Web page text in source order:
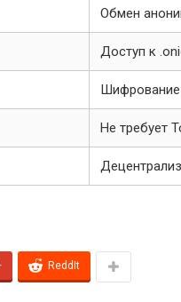
Обмен
Доступ к
Не требует
ReddIt